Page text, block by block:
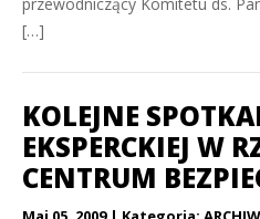
[…]
KOLEJNE
EKSPERCKIEJ W
CENTRUM